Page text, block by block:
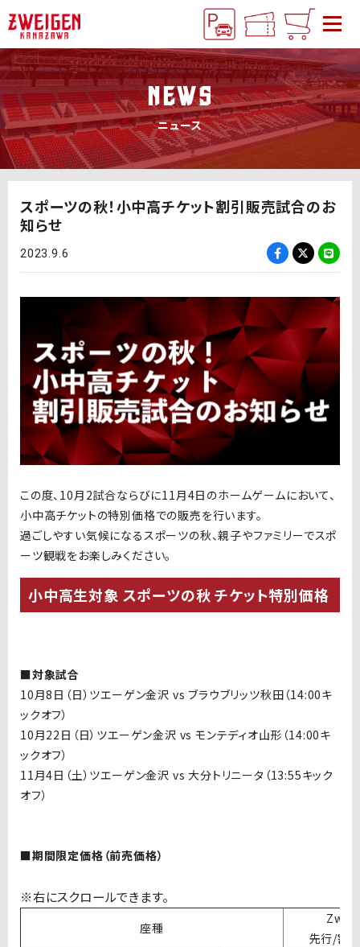
NEWS
ニュース
スポーツの秋！小中高チケット割引販売試合のお
知らせ
2023.9.6
この度、10月2試合ならびに11月4日のホームゲームにおいて、
小中高チケットの特別価格での販売を行います。
過ごしやすい気候になるスポーツの秋、親子やファミリーでスポ
ーツ観戦をお楽しみください。
小中高生対象 スポーツの秋 チケット特別価格
■対象試合
10月8日 （日）ツエーゲン金沢 vs ブラウブリッツ秋田（14:00キ
ックオフ）
10月22日（日）ツエーゲン金沢 vs モンテディオ山形 （14:00キ
ックオフ）
11月4日（土）ツエーゲン金沢 vs 大分トリニータ （13:55キック
オフ）
■期間限定価格（前売価格）
座種
先行/割